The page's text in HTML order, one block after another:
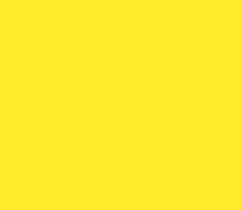
preparazione e la valutazione dei
Ad esempio, nel Regno Unito, il costo
l’adozione è generalmente di circa £
Ci sono anche alcuni costi aggiuntivi
di pratiche burocratiche con i governi,
FIV vs adozione: pro e